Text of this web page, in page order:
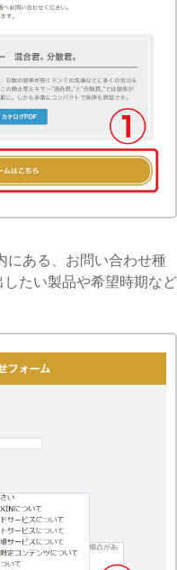
ある、お問い合わせ種
たい製品や希望時期など